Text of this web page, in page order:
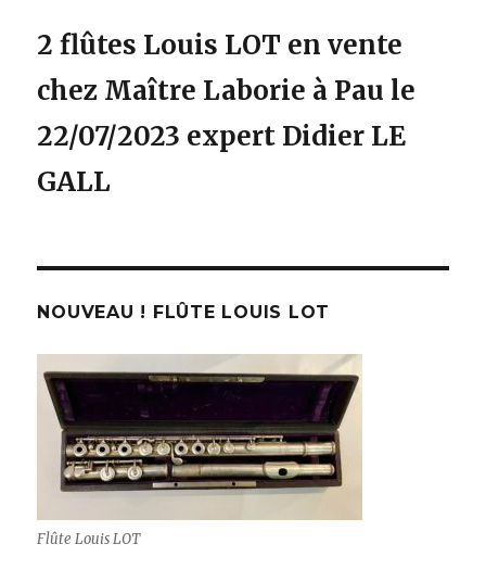
2 flûtes Louis LOT en vente
chez Maître Laborie à Pau le
22/07/2023 expert Didier LE
GALL
NOUVEAU ! FLÛTE LOUIS LOT
Flûte Louis LOT